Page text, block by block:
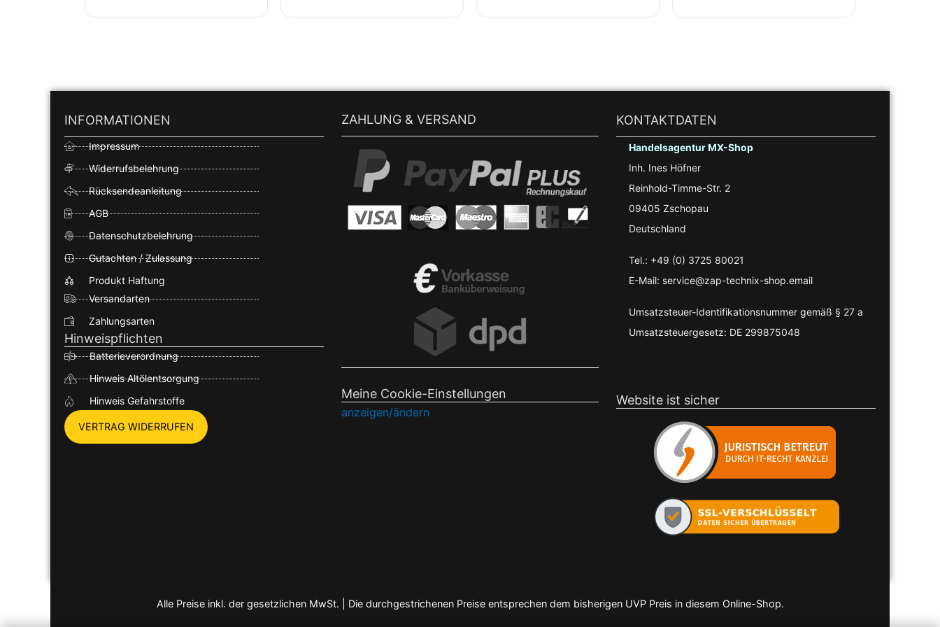
INFORMATIONEN
Impressum
Widerrufsbelehrung
Rücksendeanleitung
AGB
Datenschutzbelehrung
Gutachten / Zulassung
Produkt Haftung
Versandarten
Zahlungsarten
Hinweispflichten
Batterieverordnung
Hinweis Altölentsorgung
Hinweis Gefahrstoffe
VERTRAG WIDERRUFEN
ZAHLUNG & VERSAND
Meine Cookie-Einstellungen
anzeigen/ändern
KONTAKTDATEN
Handelsagentur MX-Shop
Inh. Ines Höfner
Reinhold-Timme-Str. 2
09405 Zschopau
Deutschland
Tel.: +49 (0) 3725 80021
E-Mail: service@zap-technix-shop.email
Umsatzsteuer-Identifikationsnummer gemäß § 27 a
Umsatzsteuergesetz: DE 299875048
Website ist sicher
Alle Preise inkl. der gesetzlichen MwSt. | Die durchgestrichenen Preise entsprechen dem bisherigen UVP Preis in diesem Online-Shop.